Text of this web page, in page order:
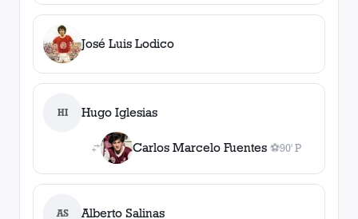
José Luis Lodico
HI Hugo Iglesias
Carlos Marcelo Fuentes ⚽
1gol , 90' P
90' P
AS Alberto Salinas